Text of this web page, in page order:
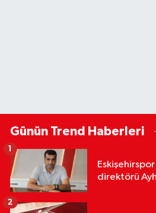
Günün Trend Haberleri
direktörü
1
2